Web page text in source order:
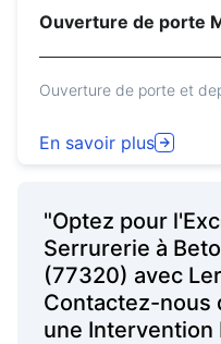
Ouverture de porte
Ouverture de porte et
En savoir plus
"Optez pour
Serrurerie à
(77320) avec
Contactez-nous
une Intervention